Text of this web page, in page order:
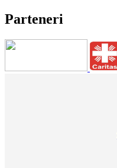
Parteneri